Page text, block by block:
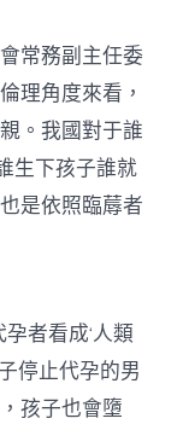
常務副主任委
理角度來看，
。我國對于誰
生下孩子誰就
是依照臨蓐者
者看成‘人類
停止代孕的男
孩子也會墮